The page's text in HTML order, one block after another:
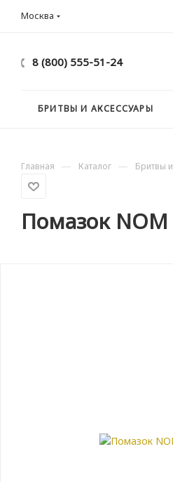
Москва
8 (800) 555-51-24
БРИТВЫ И АКСЕССУАРЫ
Главная — Каталог — Бритвы
Помазок NOM